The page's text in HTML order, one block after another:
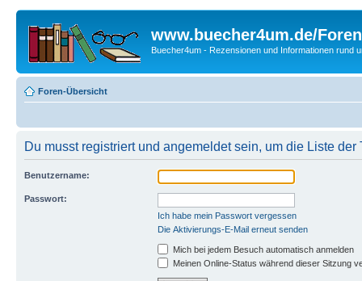
www.buecher4um.de/Foren
Buecher4um - Rezensionen und Informationen rund
Foren-Übersicht
Du musst registriert und angemeldet sein, um die Liste
Benutzername:
Passwort:
Ich habe mein Passwort vergessen
Die Aktivierungs-E-Mail erneut senden
Mich bei jedem Besuch automatisch anmelden
Meinen Online-Status während dieser Sitzung